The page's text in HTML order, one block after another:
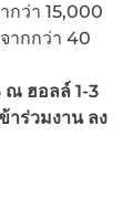
กว่า 15,000
ากกว่า 40
ณ ฮอลล์ 1-3
าร่วมงาน ลง